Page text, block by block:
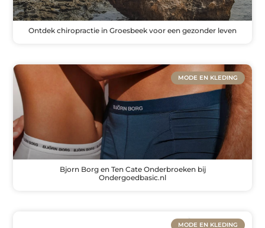
Ontdek chiropractie in Groesbeek voor een gezonder leven
MODE EN KLEDING
Bjorn Borg en Ten Cate Onderbroeken bij
Ondergoedbasic.nl
MODE EN KLEDING